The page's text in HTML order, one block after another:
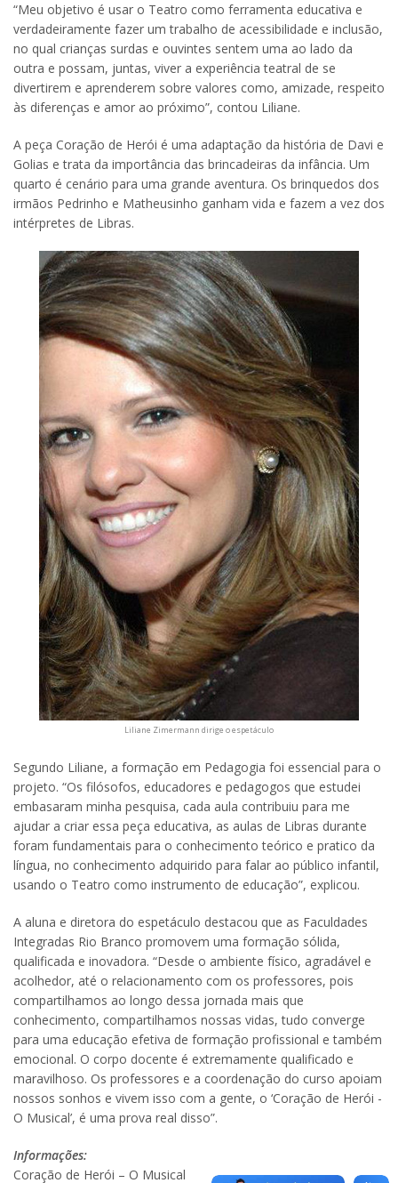
“Meu objetivo é usar o Teatro como ferramenta educativa e
verdadeiramente fazer um trabalho de acessibilidade e inclusão,
no qual crianças surdas e ouvintes sentem uma ao lado da
outra e possam, juntas, viver a experiência teatral de se
divertirem e aprenderem sobre valores como, amizade, respeito
às diferenças e amor ao próximo”, contou Liliane.
A peça Coração de Herói é uma adaptação da história de Davi e
Golias e trata da importância das brincadeiras da infância. Um
quarto é cenário para uma grande aventura. Os brinquedos dos
irmãos Pedrinho e Matheusinho ganham vida e fazem a vez dos
intérpretes de Libras.
Liliane Zimermann dirige o espetáculo
Segundo Liliane, a formação em Pedagogia foi essencial para o
projeto. “Os filósofos, educadores e pedagogos que estudei
embasaram minha pesquisa, cada aula contribuiu para me
ajudar a criar essa peça educativa, as aulas de Libras durante
foram fundamentais para o conhecimento teórico e pratico da
língua, no conhecimento adquirido para falar ao público infantil,
usando o Teatro como instrumento de educação”, explicou.
A aluna e diretora do espetáculo destacou que as Faculdades
Integradas Rio Branco promovem uma formação sólida,
qualificada e inovadora. “Desde o ambiente físico, agradável e
acolhedor, até o relacionamento com os professores, pois
compartilhamos ao longo dessa jornada mais que
conhecimento, compartilhamos nossas vidas, tudo converge
para uma educação efetiva de formação profissional e também
emocional. O corpo docente é extremamente qualificado e
maravilhoso. Os professores e a coordenação do curso apoiam
nossos sonhos e vivem isso com a gente, o ‘Coração de Herói -
O Musical’, é uma prova real disso”.
Informações:
Coração de Herói – O Musical